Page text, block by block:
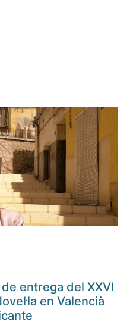
entrega del XXVI
en Valencià